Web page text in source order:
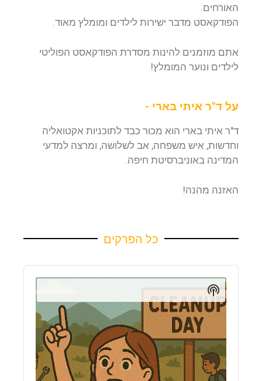
האורחים.
הפודקאסט מדבר ישירות לילדים ומומלץ מאוד.
אתם מוזמנים להינות מסדרת הפודקאסט הפוליטי
לילדים ונוער המומלץ!
על ד"ר איתי בארי -
ד"ר איתי בארי הוא מכור כבד לתוכניות אקטואליה
וחדשות, איש משפחה, אב לשלושה, ומרצה למדעי
המדינה באוניברסיטת חיפה.
האזנה מהנה!
כל הפרקים
Audio
Player
Show
Podcast
Information